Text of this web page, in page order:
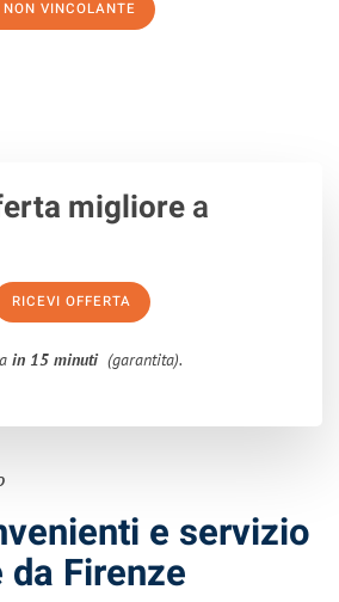
VINCOLANTE
migliorea
RICEVI OFFERTA
in 15 minuti (garantita).
e servizio
Firenze